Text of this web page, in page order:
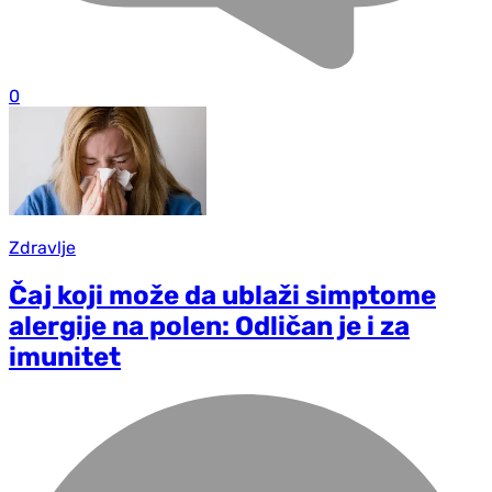
0
Zdravlje
Čaj koji može da ublaži simptome
alergije na polen: Odličan je i za
imunitet